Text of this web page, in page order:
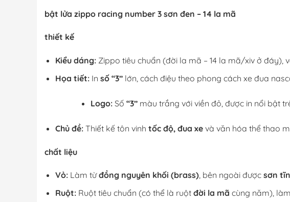
bật lửa zippo racing number 3 sơn đen – 14 la mã
thiết kế
Kiểu dáng:Zippo tiêu chuẩn (đời la mã – 14 la mã/xiv ở đáy),
Họa tiết:In số “3”lớn, cách điệu theo phong cách xe đua
Logo:Số “3”màu trắng với viền đỏ, được in nổi bật
Chủ đề:Thiết kế tôn vinh tốc độ, đua xevà văn hóa thể thao
chất liệu
Vỏ:Làm từđồng nguyên khối (brass), bên ngoài được sơn
Ruột:Ruột tiêu chuẩn (có thể là ruột đời la mã cùng năm),